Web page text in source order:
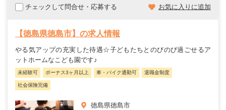
チェックして問合せ・応募する お気に入りに追加
【徳島県徳島市】の求人情報
やる気アップの充実した待遇☆子どもたちとのびのび過ごせるア
ットホームなこども園です♪
未経験可 ボーナス3ヶ月以上 車・バイク通勤可 退職金制度
社会保険完備
徳島県徳島市